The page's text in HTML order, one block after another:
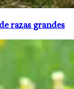
razas grandes